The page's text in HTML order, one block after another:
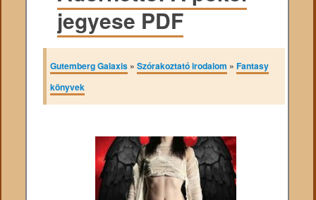
jegyese PDF
Gutemberg Galaxis »Szórakoztató irodalom »Fantasy
könyvek